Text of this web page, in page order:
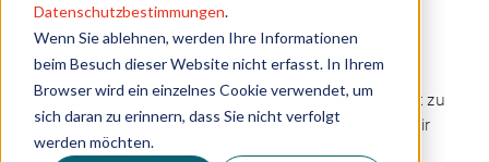
Datenschutzbestimmungen.
Wenn Sie ablehnen, werden Ihre Informationen
beim Besuch dieser Website nicht erfasst. In Ihrem
Browser wird ein einzelnes Cookie verwendet, um
sich daran zu erinnern, dass Sie nicht verfolgt
werden möchten.
Rigobert Kullmann
Als Vertriebsleiter bei Rigilog habe ich täglich Kontakt zu
Interessenten und Kunden unserer Software, was mir
immer wieder die Möglichkeit gibt, von den